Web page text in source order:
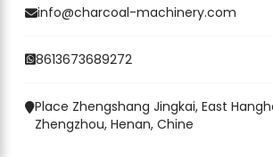
info@charcoal-machinery.com
8613673689272
Place Zhengshang Jingkai, East
Zhengzhou, Henan, Chine